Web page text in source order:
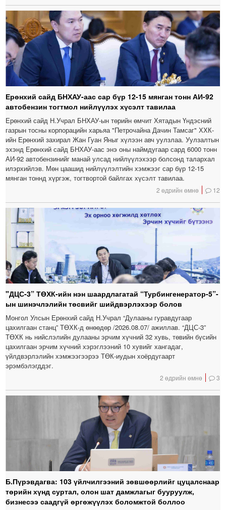
Ерөнхий сайд БНХАУ-аас сар бүр 12-15 мянган тонн АИ-92
автобензин тогтмол нийлүүлэх хүсэлт тавилаа
Ерөнхий сайд Н.Учрал БНХАУ-ын төрийн өмчит Хятадын Үндэсний
газрын тосны корпорацийн харьяа "Петрочайна Дачин Тамсаг" ХХК-
ийн Ерөнхий захирал Жан Гуан Яныг хүлээн авч уулзлаа. Уулзалтын
эхэнд Ерөнхий сайд БНХАУ-аас энэ оны наймдугаар сард 6000 тонн
АИ-92 автобензинийг манай улсад нийлүүлэхээр болсонд талархал
илэрхийлэв. Мөн цаашид нийлүүлэлтийн хэмжээг сар бүр 12-15
мянган тоннд хүргэж, тогтвортой байлгах хүсэлт тавилаа.
2 өдрийн өмнө 12
"ДЦС-3” ТӨХК-ийн нэн шаардлагатай “Турбингенератор-5”-
ын шинэчлэлийн төсвийг шийдвэрлэхээр болов
Монгол Улсын Ерөнхий сайд Н.Учрал “Дулааны гуравдугаар
цахилгаан станц” ТӨХК-д өнөөдөр /2026.08.07/ ажиллав. “ДЦС-3”
ТӨХК нь нийслэлийн дулааны эрчим хүчний 32 хувь, төвийн бүсийн
цахилгаан эрчим хүчний хэрэглээний 10 хувийг хангадаг,
үйлдвэрлэлийн хэмжээгээрээ ТӨК-иудын хоёрдугаарт
эрэмбэлэгддэг.
2 өдрийн өмнө 3
Б.Пүрэвдагва: 103 үйлчилгээний зөвшөөрлийг цуцалснаар
төрийн хүнд суртал, олон шат дамжлагыг бууруулж,
бизнесээ саадгүй өргөжүүлэх боломжтой боллоо